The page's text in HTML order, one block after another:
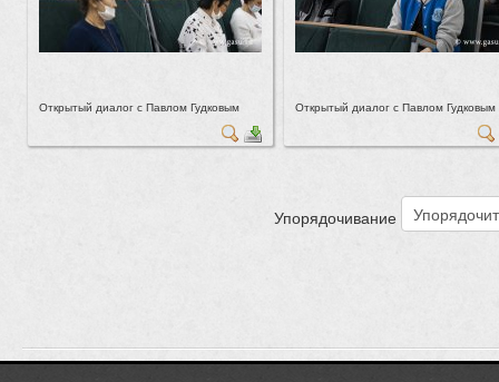
Открытый диалог с Павлом Гудковым Открытый диалог с Павлом Гудковым
Упорядочивание